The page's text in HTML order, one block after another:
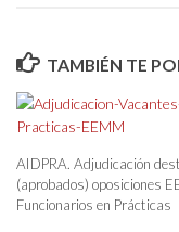
TAMBIÉN TE
AIDPRA. Adjudicación
(aprobados) oposiciones
Funcionarios en Prácticas